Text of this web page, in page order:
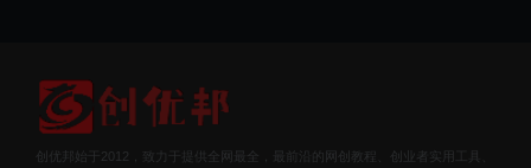
创优邦始于2012，致力于提供全网最全，最前沿的网创教程、创业者实用工具、